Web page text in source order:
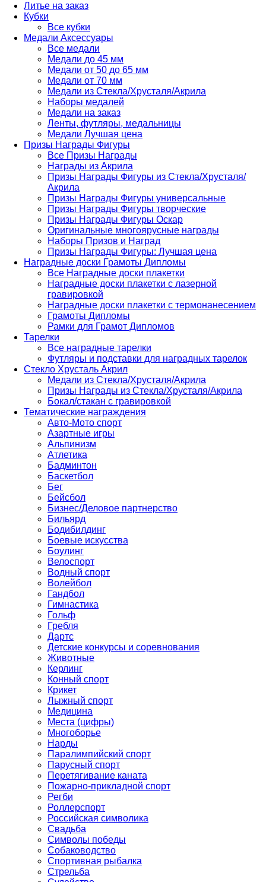
Литье на заказ
Кубки
Все кубки
Медали Аксессуары
Все медали
Медали до 45 мм
Медали от 50 до 65 мм
Медали от 70 мм
Медали из Стекла/Хрусталя/Акрила
Наборы медалей
Медали на заказ
Ленты, футляры, медальницы
Медали Лучшая цена
Призы Награды Фигуры
Все Призы Награды
Награды из Акрила
Призы Награды Фигуры из Стекла/Хрусталя/
Акрила
Призы Награды Фигуры универсальные
Призы Награды Фигуры творческие
Призы Награды Фигуры Оскар
Оригинальные многоярусные награды
Наборы Призов и Наград
Призы Награды Фигуры: Лучшая цена
Наградные доски Грамоты Дипломы
Все Наградные доски плакетки
Наградные доски плакетки с лазерной
гравировкой
Наградные доски плакетки с термонанесением
Грамоты Дипломы
Рамки для Грамот Дипломов
Тарелки
Все наградные тарелки
Футляры и подставки для наградных тарелок
Стекло Хрусталь Акрил
Медали из Стекла/Хрусталя/Акрила
Призы Награды из Стекла/Хрусталя/Акрила
Бокал/стакан с гравировкой
Тематические награждения
Авто-Мото спорт
Азартные игры
Альпинизм
Атлетика
Бадминтон
Баскетбол
Бег
Бейсбол
Бизнес/Деловое партнерство
Бильярд
Бодибилдинг
Боевые искусства
Боулинг
Велоспорт
Водный спорт
Волейбол
Гандбол
Гимнастика
Гольф
Гребля
Дартс
Детские конкурсы и соревнования
Животные
Керлинг
Конный спорт
Крикет
Лыжный спорт
Медицина
Места (цифры)
Многоборье
Нарды
Паралимпийский спорт
Парусный спорт
Перетягивание каната
Пожарно-прикладной спорт
Регби
Роллерспорт
Российская символика
Свадьба
Символы победы
Собаководство
Спортивная рыбалка
Стрельба